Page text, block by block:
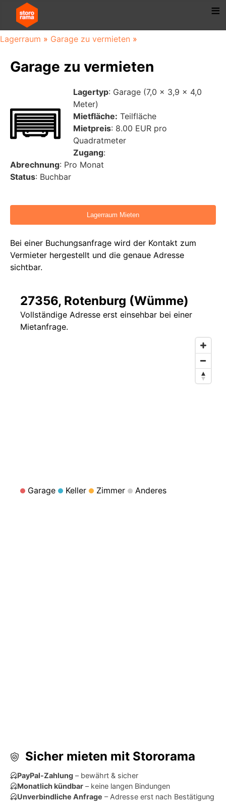
Lagerraum » Garage zu vermieten »
Garage zu vermieten
Lagertyp: Garage (7,0 x 3,9 x 4,0
Meter)
Mietfläche: Teilfläche
Mietpreis: 8.00 EUR pro
Quadratmeter
Zugang:
Abrechnung: Pro Monat
Status: Buchbar
Bei einer Buchungsanfrage wird der Kontakt zum
Vermieter hergestellt und die genaue Adresse
sichtbar.
27356, Rotenburg (Wümme)
Vollständige Adresse erst einsehbar bei einer
Mietanfrage.
Garage Keller Zimmer Anderes
Sicher mieten mit Stororama
PayPal-Zahlung – bewährt & sicher
Monatlich kündbar – keine langen Bindungen
Unverbindliche Anfrage – Adresse erst nach Bestätigung